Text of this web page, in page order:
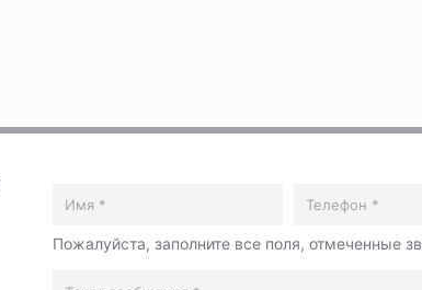
Пожалуйста, заполните все поля, отмеченные